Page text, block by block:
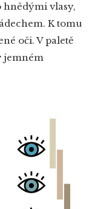
hnědými vlasy,
K tomu
oči. V paletě
jemném